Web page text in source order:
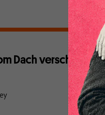
Dach verschärft die